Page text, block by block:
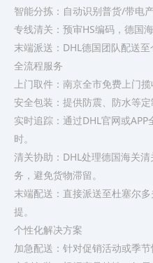
智能分拣‌：自动识别普货/带电
专线清关‌：预审HS编码，德国
末端派送‌：DHL德国团队配送至
全流程服务
上门取件：南京全市免费上门揽
安全包装：提供防震、防水等定
实时追踪：通过DHL官网或
时。
清关协助：DHL处理德国海关
务，避免货物滞留。
末端配送：直接派送至杜塞尔
提。
个性化解决方案
加急配送：针对促销活动或季